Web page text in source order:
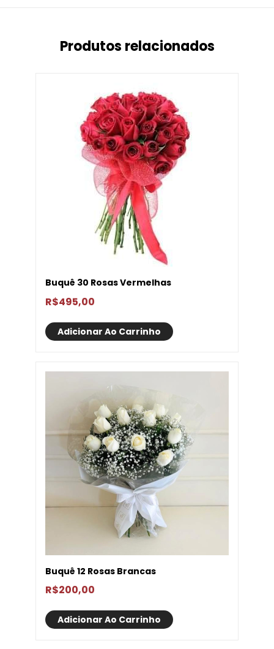
Produtos relacionados
Buquê 30 Rosas Vermelhas
R$495,00
Adicionar Ao Carrinho
Buquê 12 Rosas Brancas
R$200,00
Adicionar Ao Carrinho